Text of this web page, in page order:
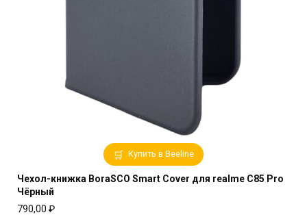
Купить в Beeline
Чехол-книжка BoraSCO Smart Cover для realme C85 Pro
Чёрный
790,00 ₽